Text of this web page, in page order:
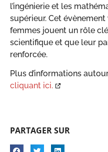
l’ingénierie et les
supérieur. Cet
femmes jouent un rôle
scientifique et que leur
renforcée.
Plus d’informations
cliquant ici.
PARTAGER SUR